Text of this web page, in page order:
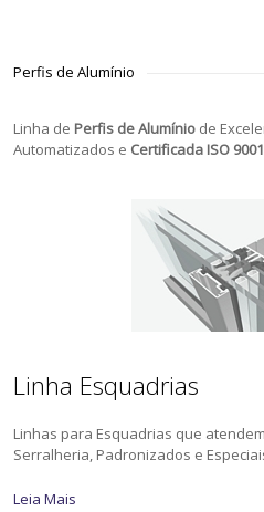
Perfis de Alumínio
Linha de Perfis de Alumínio de
Automatizados e Certificada ISO 9001
Linha Esquadrias
Linhas para Esquadrias que
Serralheria, Padronizados e
Leia Mais